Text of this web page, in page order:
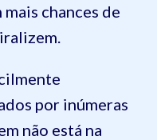
chances de
por inúmeras
não está na